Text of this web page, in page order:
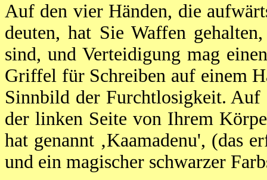
Auf den vier Händen, die
deuten, hat Sie Waffen
sind, und Verteidigung mag
Griffel für Schreiben auf einem
Sinnbild der Furchtlosigkeit. Auf
der linken Seite von Ihrem
hat genannt ‚Kaamadenu', (das
und ein magischer schwarzer